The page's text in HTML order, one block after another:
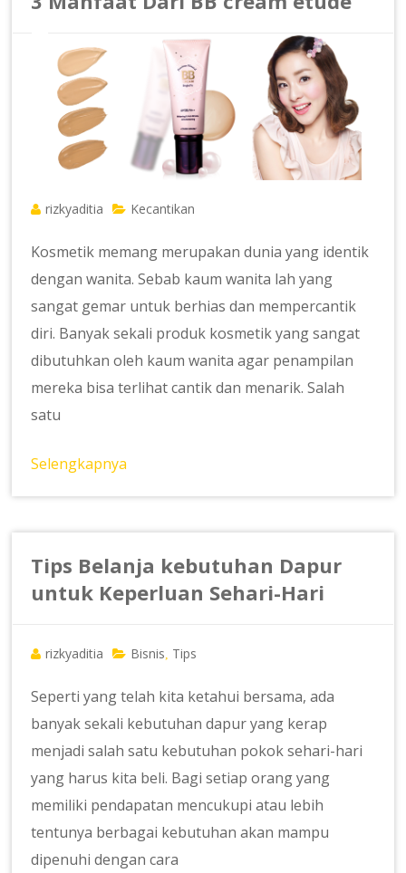
rizkyaditia Kecantikan
Kosmetik memang merupakan dunia yang identik
dengan wanita. Sebab kaum wanita lah yang
sangat gemar untuk berhias dan mempercantik
diri. Banyak sekali produk kosmetik yang sangat
dibutuhkan oleh kaum wanita agar penampilan
mereka bisa terlihat cantik dan menarik. Salah
satu
Selengkapnya
Tips Belanja kebutuhan Dapur
untuk Keperluan Sehari-Hari
rizkyaditia Bisnis Tips
Seperti yang telah kita ketahui bersama, ada
banyak sekali kebutuhan dapur yang kerap
menjadi salah satu kebutuhan pokok sehari-hari
yang harus kita beli. Bagi setiap orang yang
memiliki pendapatan mencukupi atau lebih
tentunya berbagai kebutuhan akan mampu
dipenuhi dengan cara